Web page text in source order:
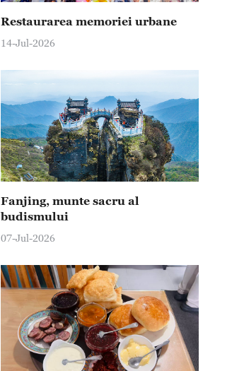
Restaurarea memoriei urbane
14-Jul-2026
Fanjing, munte sacru al
budismului
07-Jul-2026